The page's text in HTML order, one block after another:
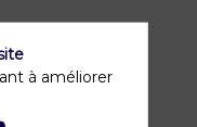
à améliorer